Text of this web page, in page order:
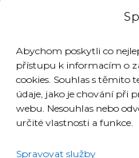
Abychom poskytli co
přístupu k informacím o
cookies. Souhlas s
údaje, jako je chování při
webu. Nesouhlas nebo
určité vlastnosti a funkce.
Spravovat služby